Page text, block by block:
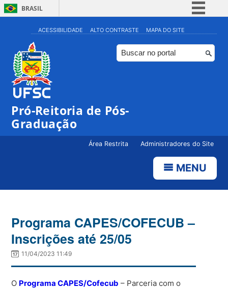
BRASIL
Simplifique!
Comunica BR
Participe
ACESSIBILIDADE ALTO CONTRASTE MAPA DO SITE
Pró-Reitoria de Pós-
Graduação
Área Restrita Administradores do Site
MENU
Programa CAPES/COFECUB –
Inscrições até 25/05
11/04/2023 11:49
O Programa CAPES/Cofecub – Parceria com o